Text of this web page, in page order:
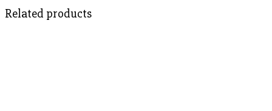
Related products